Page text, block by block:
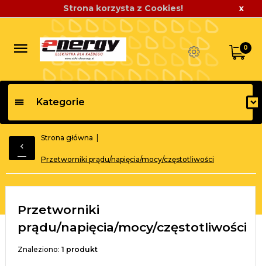
Strona korzysta z Cookies! x
0
Kategorie
Strona główna
Przetworniki prądu/napięcia/mocy/częstotliwości
Przetworniki
prądu/napięcia/mocy/częstotliwości
Znaleziono: 1 produkt